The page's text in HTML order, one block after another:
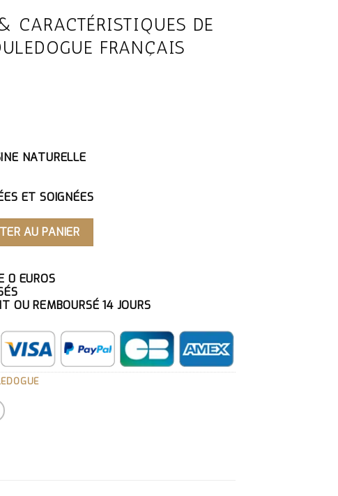
CARACTÉRISTIQUES DE
FRANÇAIS
NATURELLE
ET SOIGNÉES
FRANÇAIS MARINIÈRE
AU PANIER
0 EUROS
OU REMBOURSÉ 14 JOURS